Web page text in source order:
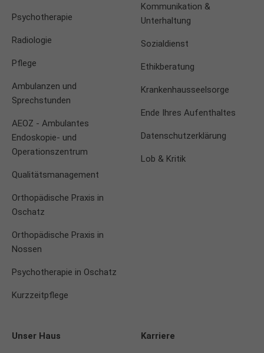
Psychotherapie
Radiologie
Pflege
Ambulanzen und
Sprechstunden
AEOZ - Ambulantes
Endoskopie- und
Operationszentrum
Qualitätsmanagement
Orthopädische Praxis in
Oschatz
Orthopädische Praxis in
Nossen
Psychotherapie in Oschatz
Kurzzeitpflege
Kommunikation &
Unterhaltung
Sozialdienst
Ethikberatung
Krankenhausseelsorge
Ende Ihres Aufenthaltes
Datenschutzerklärung
Lob & Kritik
Unser Haus Karriere